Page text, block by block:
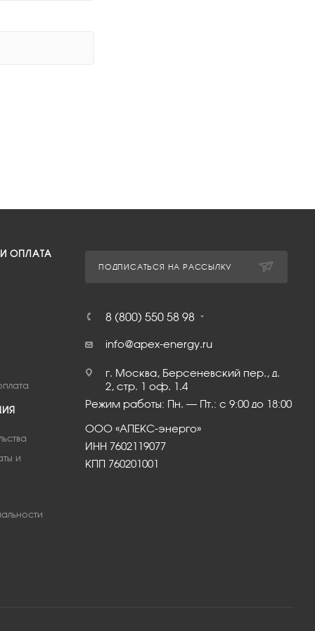
ОПЛАТА
и
ПОДПИСАТЬСЯ НА РАССЫЛКУ
8 (800) 550 58 98
info@apex-energy.ru
г. Москва, Берсеневский пер., д.
2, стр. 1 оф. 1.4
Режим работы: Пн. – Пт.: с 9:00 до 18:00
ООО «АПЕКС-энерго»
ИНН 7602119077
КПП 760201001